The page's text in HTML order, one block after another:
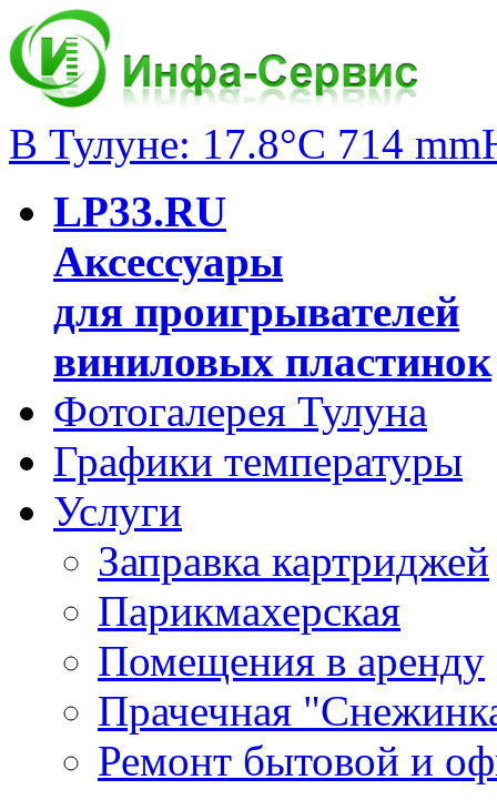
В Тулуне: 17.8°C 714
LP33.RU
Аксессуары
для проигрывателей
виниловых пластинок
Фотогалерея Тулуна
Графики температуры
Услуги
Заправка картриджей
Парикмахерская
Помещения в аренду
Прачечная
Ремонт бытовой и